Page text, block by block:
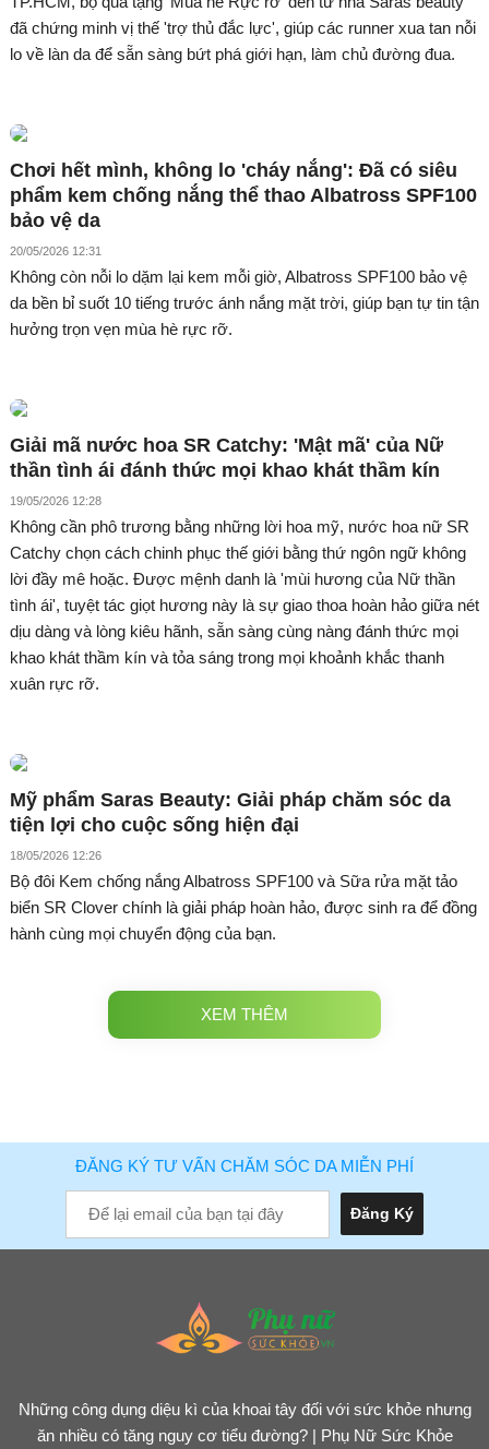
đã chứng minh vị thế 'trợ thủ đắc lực', giúp các runner xua tan nỗi
lo về làn da để sẵn sàng bứt phá giới hạn, làm chủ đường đua.
Chơi hết mình, không lo 'cháy nắng': Đã có siêu
phẩm kem chống nắng thể thao Albatross SPF100
bảo vệ da
20/05/2026 12:31
Không còn nỗi lo dặm lại kem mỗi giờ, Albatross SPF100 bảo vệ
da bền bỉ suốt 10 tiếng trước ánh nắng mặt trời, giúp bạn tự tin tận
hưởng trọn vẹn mùa hè rực rỡ.
Giải mã nước hoa SR Catchy: 'Mật mã' của Nữ
thần tình ái đánh thức mọi khao khát thầm kín
19/05/2026 12:28
Không cần phô trương bằng những lời hoa mỹ, nước hoa nữ SR
Catchy chọn cách chinh phục thế giới bằng thứ ngôn ngữ không
lời đầy mê hoặc. Được mệnh danh là 'mùi hương của Nữ thần
tình ái', tuyệt tác giọt hương này là sự giao thoa hoàn hảo giữa nét
dịu dàng và lòng kiêu hãnh, sẵn sàng cùng nàng đánh thức mọi
khao khát thầm kín và tỏa sáng trong mọi khoảnh khắc thanh
xuân rực rỡ.
Mỹ phẩm Saras Beauty: Giải pháp chăm sóc da
tiện lợi cho cuộc sống hiện đại
18/05/2026 12:26
Bộ đôi Kem chống nắng Albatross SPF100 và Sữa rửa mặt tảo
biển SR Clover chính là giải pháp hoàn hảo, được sinh ra để đồng
hành cùng mọi chuyển động của bạn.
XEM THÊM
ĐĂNG KÝ TƯ VẤN CHĂM SÓC DA MIỄN PHÍ
Những công dụng diệu kì của khoai tây đối với sức khỏe nhưng
ăn nhiều có tăng nguy cơ tiểu đường? | Phụ Nữ Sức Khỏe